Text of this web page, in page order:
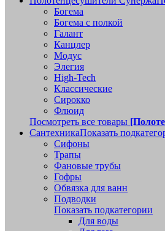
Богема
Богема с полкой
Галант
Канцлер
Модус
Элегия
High-Tech
Классические
Сирокко
Флюид
Посмотреть все товары
СантехникаПоказать
Сифоны
Трапы
Фановые трубы
Гофры
Обвязка для ванн
Подводки
Показать подкатегории
Для воды